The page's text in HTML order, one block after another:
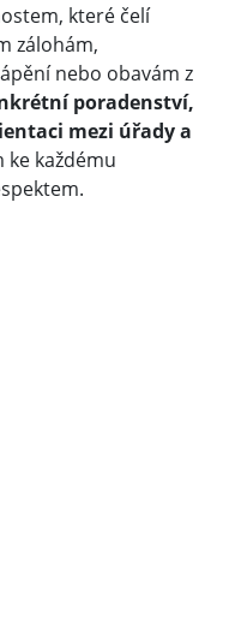
které čelí
zálohám,
nebo obavám z
poradenství,
mezi úřady a
ke každému